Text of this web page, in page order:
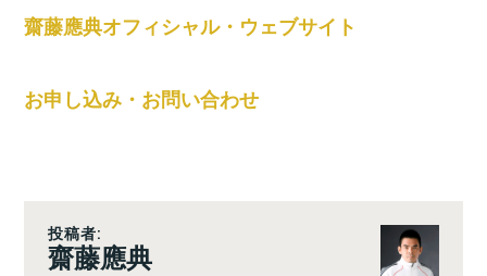
齋藤應典オフィシャル・ウェブサイト
お申し込み・お問い合わせ
投稿者:
齋藤應典